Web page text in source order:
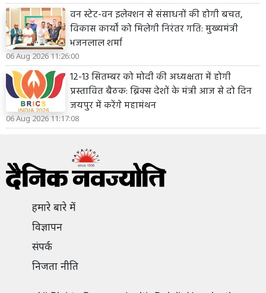
वन स्टेट-वन इलेक्शन से संसाधनों की होगी बचत,
विकास कार्यों को मिलेगी निरंतर गति: मुख्यमंत्री
भजनलाल शर्मा
06 Aug 2026 11:26:00
12-13 सितम्बर को मोदी की अध्यक्षता में होगी
प्रस्तावित बैठक: ब्रिक्स देशों के मंत्री आज से दो दिन
जयपुर में करेंगे महामंथन
06 Aug 2026 11:17:08
हमारे बारे में
विज्ञापन
संपर्क
निजता नीति